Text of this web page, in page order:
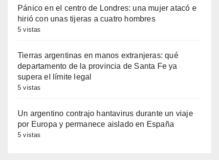
Pánico en el centro de Londres: una mujer atacó e
hirió con unas tijeras a cuatro hombres
5 vistas
Tierras argentinas en manos extranjeras: qué
departamento de la provincia de Santa Fe ya
supera el límite legal
5 vistas
Un argentino contrajo hantavirus durante un viaje
por Europa y permanece aislado en España
5 vistas